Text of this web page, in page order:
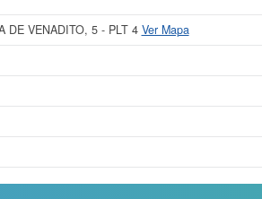
DE VENADITO, 5 - PLT 4 Ver Mapa